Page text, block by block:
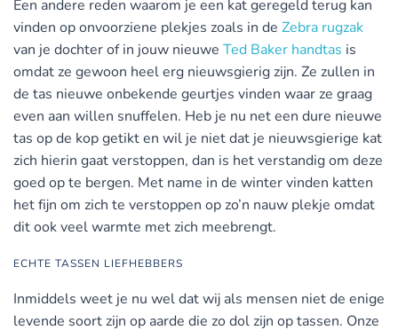
Een andere reden waarom je een kat geregeld terug kan
vinden op onvoorziene plekjes zoals in de Zebra rugzak
van je dochter of in jouw nieuwe Ted Baker handtas is
omdat ze gewoon heel erg nieuwsgierig zijn. Ze zullen in
de tas nieuwe onbekende geurtjes vinden waar ze graag
even aan willen snuffelen. Heb je nu net een dure nieuwe
tas op de kop getikt en wil je niet dat je nieuwsgierige kat
zich hierin gaat verstoppen, dan is het verstandig om deze
goed op te bergen. Met name in de winter vinden katten
het fijn om zich te verstoppen op zo’n nauw plekje omdat
dit ook veel warmte met zich meebrengt.
ECHTE TASSEN LIEFHEBBERS
Inmiddels weet je nu wel dat wij als mensen niet de enige
levende soort zijn op aarde die zo dol zijn op tassen. Onze